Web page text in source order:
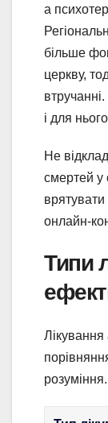
а
більше
церкву,
і для
Не
смертей у
врятувати
онлайн-
Типи
Лікування
розуміння.